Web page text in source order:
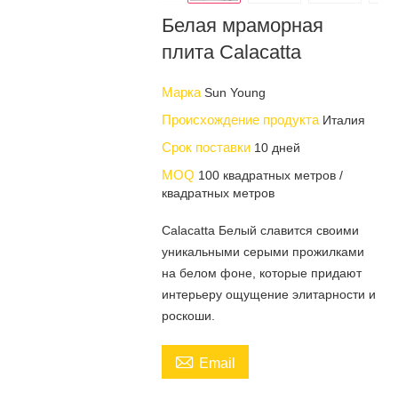
Белая мраморная
плита Calacatta
МаркаSun Young
Происхождение продуктаИталия
Срок поставки 10 дней
MOQ 100 квадратных метров /
квадратных метров
Calacatta Белый славится своими
уникальными серыми прожилками
на белом фоне, которые придают
интерьеру ощущение элитарности и
роскоши.
 Email